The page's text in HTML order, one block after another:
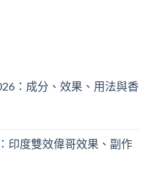
：成分、效果、用法與香
印度雙效偉哥效果、副作